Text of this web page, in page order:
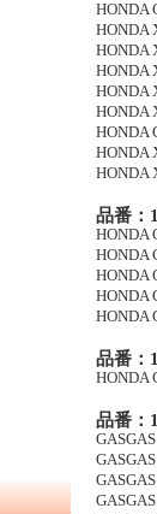
HONDA
HONDA
HONDA
HONDA
HONDA
HONDA
HONDA
HONDA
HONDA
品番：
HONDA
HONDA
HONDA
HONDA
HONDA
品番：
HONDA
品番：